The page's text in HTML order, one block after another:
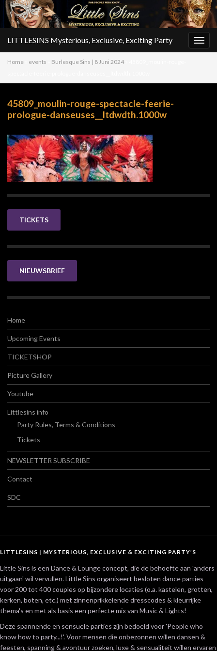
LITTLESINS Mysterious, Exclusive, Exciting Party
Home events Burlesque Sins | 8 Juni 2024
45809_moulin-rouge-spectacle-feerie-
prologue-danseuses__ltdwdth.1000w
TICKETS
NIEUWSBRIEF
Home
Upcoming Events
TICKETSHOP
Picture Gallery
Youtube
Littlesins info
Party Rules, Terms & Conditions
Tickets
NEWSLETTER SUBSCRIBE
Contact
SDC
LITTLESINS | MYSTERIOUS, EXCLUSIVE & EXCITING PARTY’S
Little Sins is een Dance & Lounge concept, die de behoefte aan 'anders
uitgaan' wil vervullen. Little Sins organiseert besloten dance parties
voor 200 tot 400 couples op bijzondere locaties (o.a. kastelen, grotten,
kerken, boten, etc.) met zinnenprikkelende dresscodes & kleurrijke
thema's en met als basis een perfecte mix van Music & Lights!
Deze spannende en sensuele parties zijn bedoeld voor 'People who
know how to party...!'. Voor mensen die onbezonnen willen dansen &
feesten, spanning & avontuur zoeken, luxe & sensualiteit willen ervaren